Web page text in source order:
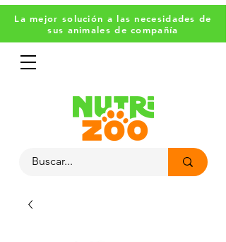
La mejor solución a las necesidades de
sus animales de compañía